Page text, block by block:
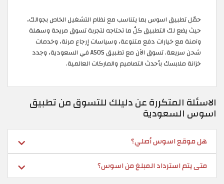
حمّل تطبيق اسوس بما يتناسب مع نظام التشغيل الخاص بجوالك،
حيث يضع لك التطبيق كلّ ما تحتاجه لتجربة تسوق مريحة وسهلة
وآمنة مع خيارات دفع متنوعة، وسياسات إرجاع مرنة، وخدمات
شحن سريعة. تسوق الآن مع تطبيق ASOS في السعودية، وجدد
خزانة ملابسك بأحدث التصاميم والماركات العالمية.
الاسئلة المتكررة عن دليلك للتسوق من تطبيق
اسوس السعودية
هل موقع اسوس أصلي؟
متى يتم استرداد المبلغ من اسوس؟